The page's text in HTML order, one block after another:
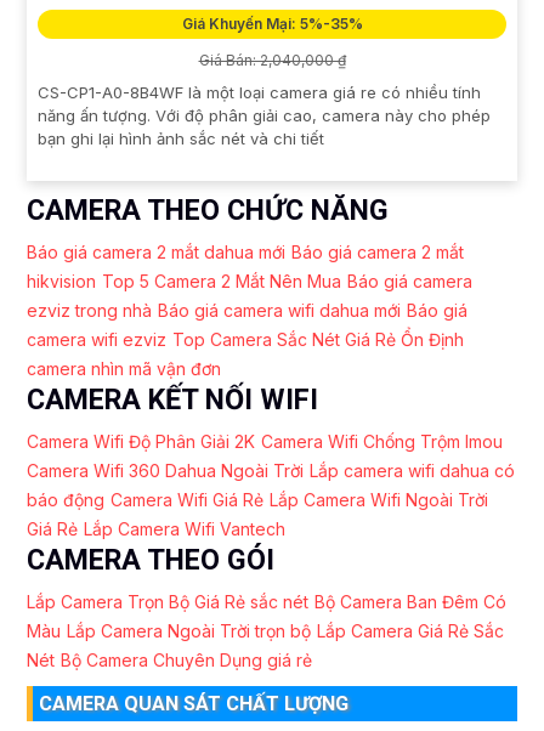
Giá Khuyến Mại: 5%-35%
Giá Bán: 2,040,000 ₫
CS-CP1-A0-8B4WF là một loại camera giá re có nhiều tính
năng ấn tượng. Với độ phân giải cao, camera này cho phép
bạn ghi lại hình ảnh sắc nét và chi tiết
CAMERA THEO CHỨC NĂNG
Báo giá camera 2 mắt dahua mới Báo giá camera 2 mắt
hikvision Top 5 Camera 2 Mắt Nên Mua Báo giá camera
ezviz trong nhà Báo giá camera wifi dahua mới Báo giá
camera wifi ezviz Top Camera Sắc Nét Giá Rẻ Ổn Định
camera nhìn mã vận đơn
CAMERA KẾT NỐI WIFI
Camera Wifi Độ Phân Giải 2K Camera Wifi Chống Trộm Imou
Camera Wifi 360 Dahua Ngoài Trời Lắp camera wifi dahua có
báo động Camera Wifi Giá Rẻ Lắp Camera Wifi Ngoài Trời
Giá Rẻ Lắp Camera Wifi Vantech
CAMERA THEO GÓI
Lắp Camera Trọn Bộ Giá Rẻ sắc nét Bộ Camera Ban Đêm Có
Màu Lắp Camera Ngoài Trời trọn bộ Lắp Camera Giá Rẻ Sắc
Nét Bộ Camera Chuyên Dụng giá rẻ
CAMERA QUAN SÁT CHẤT LƯỢNG